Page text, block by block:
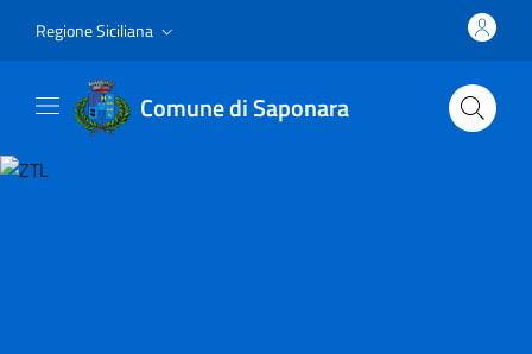
Regione Siciliana
Comune di Saponara